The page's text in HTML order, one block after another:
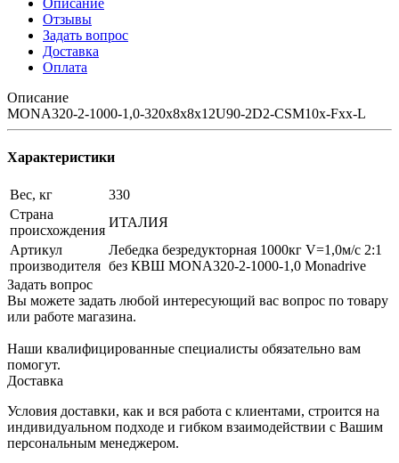
Отзывы
Задать вопрос
Доставка
Оплата
Описание
MONA320-2-1000-1,0-320x8x8x12U90-2D2-CSM10х-Fхх-L
Характеристики
Вес, кг
330
Страна
происхождения
ИТАЛИЯ
Артикул
производителя
Лебедка безредукторная 1000кг V=1,0м/с 2:1
без КВШ MONA320-2-1000-1,0 Monadrive
Задать вопрос
Вы можете задать любой интересующий вас вопрос по товару
или работе магазина.
Наши квалифицированные специалисты обязательно вам
помогут.
Доставка
Условия доставки, как и вся работа с клиентами, строится на
индивидуальном подходе и гибком взаимодействии с Вашим
персональным менеджером.